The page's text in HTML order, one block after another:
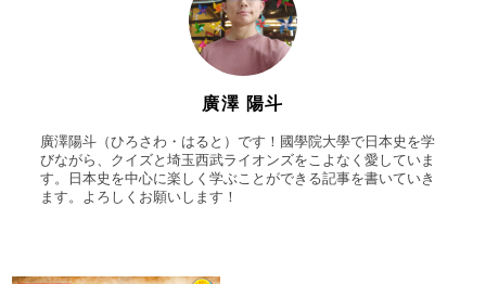
廣澤 陽斗
廣澤陽斗（ひろさわ・はると）です！國學院大學で日本史を学
びながら、クイズと埼玉西武ライオンズをこよなく愛していま
す。日本史を中心に楽しく学ぶことができる記事を書いていき
ます。よろしくお願いします！